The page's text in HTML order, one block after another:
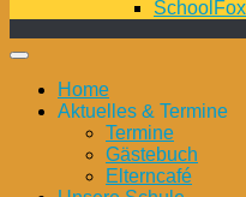
Home
Aktuelles & Termine
Termine
Gästebuch
Elterncafé